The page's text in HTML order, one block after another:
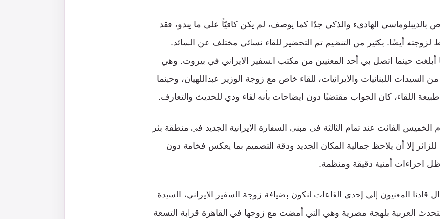
بالديبلوماسي الهادىء والذكي جدًا كما يوصف، لم يكن كافيًاً على ما يبدو، فقد
أيضًا. بكثير من التنظيم تم التحضير للقاء نسائي مختلف عن السائد.
حينما اتصل بي أحد المعنيين من مكتب السفير الايراني في بيروت. وهي
اللبنانيات والايرانيات، للقاء خاص مع زوجة الوزير عبداللهيان، وحينما
اللقاء، كان الجواب مقتضبًا دون ايضاحات بأنه لقاء ودي للحديث والتعارف.
الفائت عند تمام الثالثة في مبنى السفارة الايرانية الجديد في منطقة بئر
إلا أن يلاحظ جمالية المكان الجديد ودقة التصميم بما يعكس فخامة دون
اجراءات أمنية دقيقة ومنظمة.
المعنيون إلى إحدى القاعات لنكون بضيافة زوجة السفير الايراني، السيدة
العربية بلهجة مصرية وهي التي أمضت مع زوجها في القاهرة قرابة التسعة